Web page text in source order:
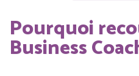
Pourquoi
Business